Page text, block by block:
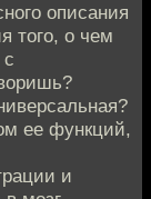
описания
того, о чем
ее функций,
и